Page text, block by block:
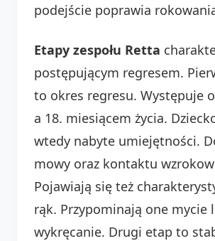
podejście poprawia
Etapy zespołu Retta
postępującym regresem.
to okres regresu. Występuje
a 18. miesiącem życia.
wtedy nabyte umiejętności.
mowy oraz kontaktu
Pojawiają się też
rąk. Przypominają one mycie
wykręcanie. Drugi etap to